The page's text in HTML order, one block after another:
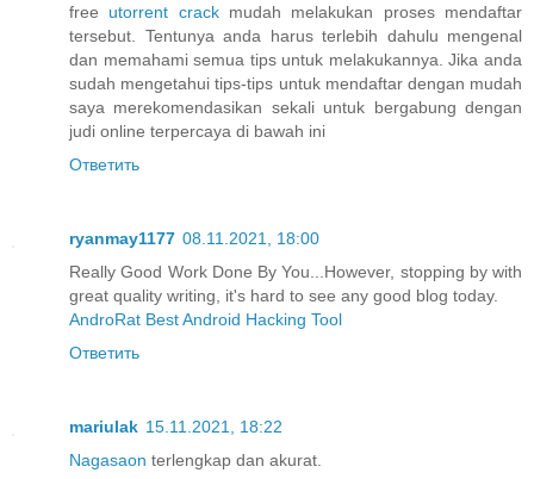
free utorrent crackmudah melakukan proses mendaftar
tersebut. Tentunya anda harus terlebih dahulu mengenal
dan memahami semua tips untuk melakukannya. Jika anda
sudah mengetahui tips-tips untuk mendaftar dengan mudah
saya merekomendasikan sekali untuk bergabung dengan
judi online terpercaya di bawah ini
Ответить
ryanmay1177 08.11.2021, 18:00
Really Good Work Done By You...However, stopping by with
great quality writing, it's hard to see any good blog today.
AndroRat Best Android Hacking Tool
Ответить
mariulak 15.11.2021, 18:22
Nagasaon terlengkap dan akurat.